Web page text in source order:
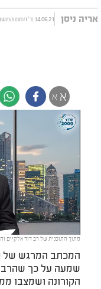
אריה ניסן 14.06.21 ד' תמוז התשפ"א
א א
מתוך התוכנית של רב דוד אלקיים
המכתב המרגש של
שמעה על כך
הקורונה ושמצבו